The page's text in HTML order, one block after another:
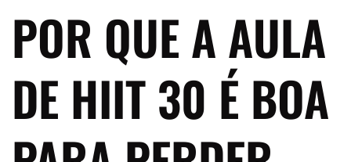
POR QUE A AULA
DE HIIT 30 É BOA